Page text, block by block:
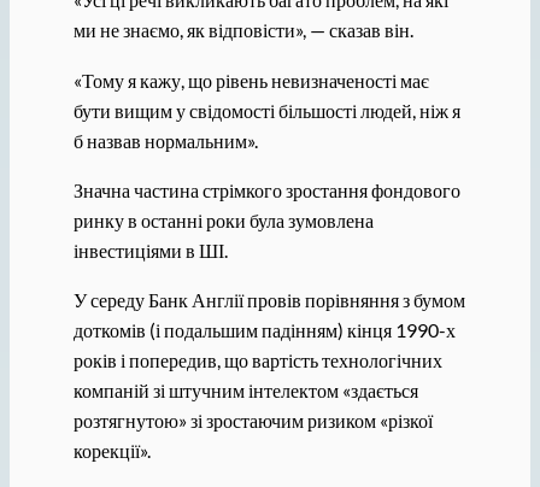
ми не знаємо, як відповісти», — сказав він.
«Тому я кажу, що рівень невизначеності має
бути вищим у свідомості більшості людей, ніж я
б назвав нормальним».
Значна частина стрімкого зростання фондового
ринку в останні роки була зумовлена ​​
інвестиціями в ШІ.
У середу Банк Англії провів порівняння з бумом
доткомів (і подальшим падінням) кінця 1990-х
років і попередив, що вартість технологічних
компаній зі штучним інтелектом «здається
розтягнутою» зі зростаючим ризиком «різкої
корекції».